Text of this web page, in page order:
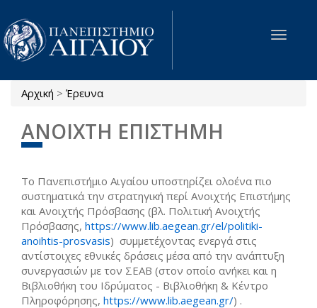
Παράκαμψη προς το κυρίως περιεχόμενο
Toggle
Είστε εδώ
Αρχική > Έρευνα
ΑΝΟΙΧΤΗ ΕΠΙΣΤΗΜΗ
To Πανεπιστήμιο Αιγαίου υποστηρίζει ολοένα πιο
συστηματικά την στρατηγική περί Ανοιχτής Επιστήμης
και Ανοιχτής Πρόσβασης (βλ. Πολιτική Ανοιχτής
Πρόσβασης, https://www.lib.aegean.gr/el/politiki-
anoihtis-prosvasis) συμμετέχοντας ενεργά στις
αντίστοιχες εθνικές δράσεις μέσα από την ανάπτυξη
συνεργασιών με τον ΣΕΑΒ (στον οποίο ανήκει και η
Βιβλιοθήκη του Ιδρύματος - Βιβλιοθήκη & Κέντρο
Πληροφόρησης, https://www.lib.aegean.gr/) .